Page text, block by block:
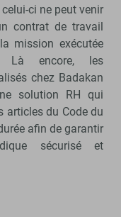
ci ne peut venir
contrat de travail
mission exécutée
Là encore, les
chez Badakan
solution RH qui
articles du Code du
afin de garantir
sécurisé et